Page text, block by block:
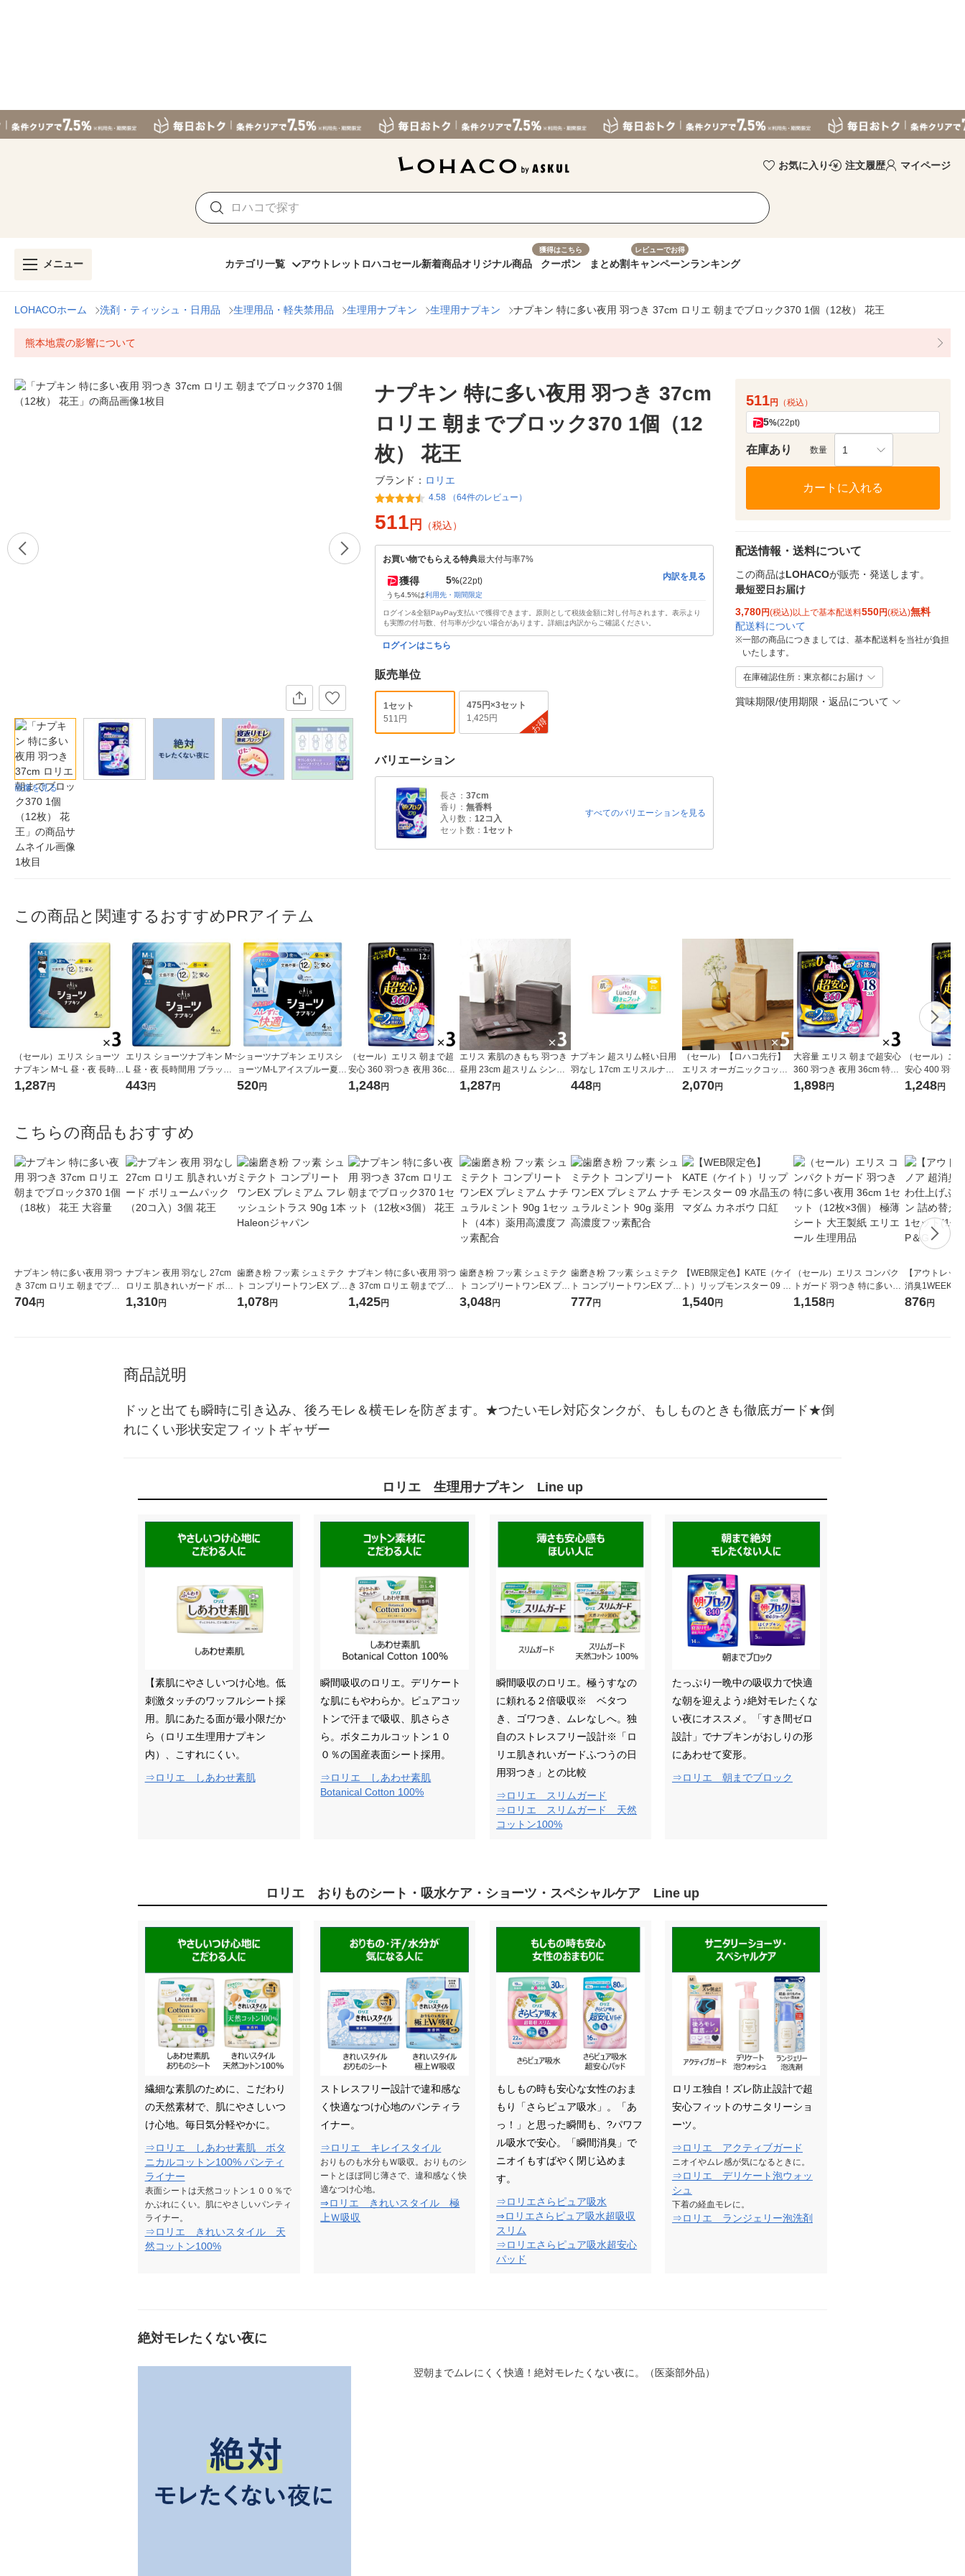
お気に入り 注文履歴 マイページ
メニュー カテゴリ一覧 アウトレット ロハコセール新着商品オリジナル商品
獲得はこちら
クーポン まとめ割
レビューでお得
キャンペーンランキング
LOHACOホーム 洗剤・ティッシュ・日用品 生理用品・軽失禁用品 生理用ナプキン 生理用ナプキン ナプキン 特に多い夜用 羽つき 37cm ロリエ 朝までブロック370 1個（12枚） 花王
熊本地震の影響について
画像を見る
ナプキン 特に多い夜用 羽つき 37cm
ロリエ 朝までブロック370 1個（12
枚） 花王
ブランド： ロリエ
4.58 （64件のレビュー）
511 円 （税込）
お買い物でもらえる特典最大付与率7%
獲得 5%(22pt)
うち4.5%は利用先・期間限定
内訳を見る
ログイン&全額PayPay支払いで獲得できます。原則として税抜金額に対し付与されます。表示より
も実際の付与数、付与率が少ない場合があります。詳細は内訳からご確認ください。
ログインはこちら
販売単位
1セット
511円
475円×3セット
1,425円
お得
バリエーション
長さ： 37cm
香り： 無香料
入り数： 12コ入
セット数： 1セット
すべてのバリエーションを見る
511円 （税込）
5%(22pt)
在庫あり 数量 1
カートに入れる
配送情報・送料について
この商品はLOHACOが販売・発送します。
最短翌日お届け
3,780円(税込)以上で基本配送料550円(税込)無料
配送料について
※一部の商品につきましては、基本配送料を当社が負担
いたします。
在庫確認住所：東京都にお届け
賞味期限/使用期限・返品について
この商品と関連するおすすめPRアイテム
（セール）エリス ショーツ
ナプキン M~L 昼・夜 長時間
用 ブラックカラー 1セット
1,287円
エリス ショーツナプキン M~
L 昼・夜 長時間用 ブラック
カラー 1パック（4枚入) 生
443円
ショーツナプキン エリスシ
ョーツM-Lアイスブルー夏企
画品4枚 1パック（4枚入）
520円
（セール）エリス 朝まで超
安心 360 羽つき 夜用 36cm
特に多い日の夜用 ナプキン
1,248円
エリス 素肌のきもち 羽つき
昼用 23cm 超スリム シンプ
ルデザイン 3個(20枚×3) ナ
1,287円
ナプキン 超スリム軽い日用
羽なし 17cm エリスルナフ
ィット 1個（34枚入） 大王
448円
（セール）【ロハコ先行】
エリス オーガニックコット
ン 羽つき 21cm 多い昼〜ふ
2,070円
大容量 エリス 朝まで超安心
360 羽つき 夜用 36cm 特に
多い日の夜用 ナプキン 3個
1,898円
（セール）エ
安心 400 羽つ
特に心配な夜
1,248円
こちらの商品もおすすめ
ナプキン 特に多い夜用 羽つ
き 37cm ロリエ 朝までブロ
ック370 1個（18枚） 花王
704円
ナプキン 夜用 羽なし 27cm
ロリエ 肌きれいガード ボリ
ュームパック（20コ入）3個
1,310円
歯磨き粉 フッ素 シュミテク
ト コンプリートワンEX プレ
ミアム フレッシュシトラス
1,078円
ナプキン 特に多い夜用 羽つ
き 37cm ロリエ 朝までブロ
ック370 1セット（12枚×3
1,425円
歯磨き粉 フッ素 シュミテク
ト コンプリートワンEX プレ
ミアム ナチュラルミント 90
3,048円
歯磨き粉 フッ素 シュミテク
ト コンプリートワンEX プレ
ミアム ナチュラルミント 90
777円
【WEB限定色】KATE（ケイ
ト）リップモンスター 09 水
晶玉のマダム カネボウ 口紅
1,540円
（セール）エリス コンパク
トガード 羽つき 特に多い夜
用 36cm 1セット（12枚×3
1,158円
【アウトレッ
消臭1WEEK
んわりシャボ
876円
商品説明
ドッと出ても瞬時に引き込み、後ろモレ＆横モレを防ぎます。★つたいモレ対応タンクが、もしものときも徹底ガード★倒
れにくい形状安定フィットギャザー
ロリエ 生理用ナプキン Line up
【素肌にやさしいつけ心地。低
刺激タッチのワッフルシート採
用。肌にあたる面が最小限だか
ら（ロリエ生理用ナプキン
内）、こすれにくい。
⇒ロリエ しあわせ素肌
瞬間吸収のロリエ。デリケート
な肌にもやわらか。ピュアコッ
トンで汗まで吸収、肌さらさ
ら。ボタニカルコットン１０
０％の国産表面シート採用。
⇒ロリエ しあわせ素肌
Botanical Cotton 100%
瞬間吸収のロリエ。極うすなの
に頼れる２倍吸収※ ベタつ
き、ゴワつき、ムレなしへ。独
自のストレスフリー設計※「ロ
リエ肌きれいガードふつうの日
用羽つき」との比較
⇒ロリエ スリムガード
⇒ロリエ スリムガード 天然
コットン100%
たっぷり一晩中の吸収力で快適
な朝を迎えよう♪絶対モレたくな
い夜にオススメ。「すき間ゼロ
設計」でナプキンがおしりの形
にあわせて変形。
⇒ロリエ 朝までブロック
ロリエ おりものシート・吸水ケア・ショーツ・スペシャルケア Line up
繊細な素肌のために、こだわり
の天然素材で、肌にやさしいつ
け心地。毎日気分軽やかに。
⇒ロリエ しあわせ素肌 ボタ
ニカルコットン100% パンティ
ライナー
表面シートは天然コットン１００％で
かぶれにくい。肌にやさしいパンティ
ライナー。
⇒ロリエ きれいスタイル 天
然コットン100%
ストレスフリー設計で違和感な
く快適なつけ心地のパンティラ
イナー。
⇒ロリエ キレイスタイル
おりものも水分もＷ吸収。おりものシ
ートとほぼ同じ薄さで、違和感なく快
適なつけ心地。
⇒ロリエ きれいスタイル 極
上Ｗ吸収
もしもの時も安心な女性のおま
もり「さらピュア吸水」。「あ
っ！」と思った瞬間も、?パワフ
ル吸水で安心。「瞬間消臭」で
ニオイもすばやく閉じ込めま
す。
⇒ロリエさらピュア吸水
⇒ロリエさらピュア吸水超吸収
スリム
⇒ロリエさらピュア吸水超安心
パッド
ロリエ独自！ズレ防止設計で超
安心フィットのサニタリーショ
ーツ。
⇒ロリエ アクティブガード
ニオイやムレ感が気になるときに。
⇒ロリエ デリケート泡ウォッ
シュ
下着の経血モレに。
⇒ロリエ ランジェリー泡洗剤
絶対モレたくない夜に
翌朝までムレにくく快適！絶対モレたくない夜に。（医薬部外品）